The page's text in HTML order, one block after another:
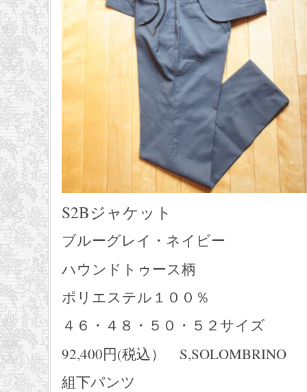
S2Bジャケット
ブルーグレイ・ネイビー
ハウンドトゥース柄
ポリエステル１００％
４６・４８・５０・５２サイズ
92,400円(税込） S,SOLOMBRINO
組下パンツ